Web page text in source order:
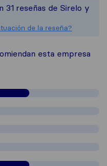
las
31 reseñas de Sirelo y
de la reseña?
esta empresa